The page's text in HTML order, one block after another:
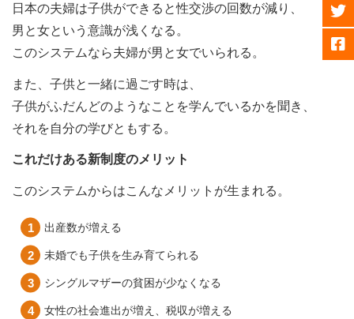
日本の夫婦は子供ができると性交渉の回数が減り、
男と女という意識が浅くなる。
このシステムなら夫婦が男と女でいられる。
また、子供と一緒に過ごす時は、
子供がふだんどのようなことを学んでいるかを聞き、
それを自分の学びともする。
これだけある新制度のメリット
このシステムからはこんなメリットが生まれる。
出産数が増える
未婚でも子供を生み育てられる
シングルマザーの貧困が少なくなる
女性の社会進出が増え、税収が増える